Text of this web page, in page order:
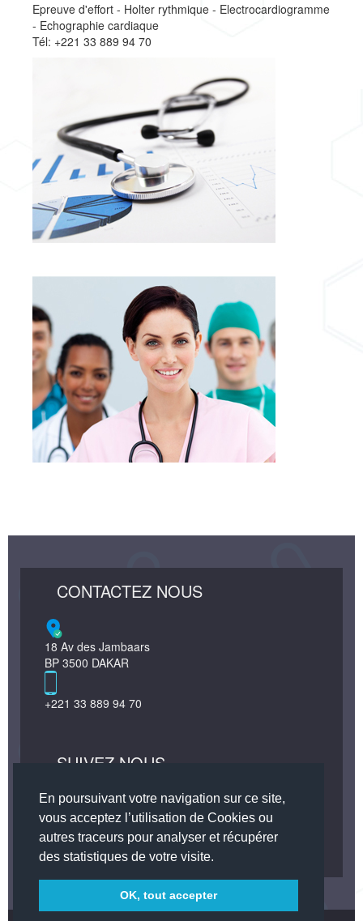
En poursuivant votre navigation sur ce site,
vous acceptez l’utilisation de Cookies ou
autres traceurs pour analyser et récupérer
des statistiques de votre visite.
OK, tout accepter
Epreuve d'effort - Holter rythmique - Electrocardiogramme
- Echographie cardiaque
Tél: +221 33 889 94 70
CONTACTEZ NOUS
18 Av des Jambaars
BP 3500 DAKAR
+221 33 889 94 70
SUIVEZ NOUS
Facebook Twitter